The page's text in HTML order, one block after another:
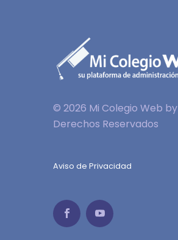
© 2026 Mi Colegio Web by
Derechos Reservados
Aviso de Privacidad